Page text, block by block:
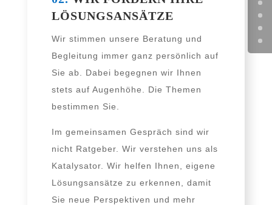
LÖSUNGSANSÄTZE
Wir stim­men unse­re Beratung und
Begleitung immer ganz per­sön­lich auf
Sie ab. Dabei begeg­nen wir Ihnen
stets auf Augenhöhe. Die Themen
bestim­men Sie.
Im gemein­sa­men Gespräch sind wir
nicht Ratgeber. Wir ver­ste­hen uns als
Katalysator. Wir hel­fen Ihnen, eige­ne
Lösungsansätze zu erken­nen, damit
Sie neue Perspektiven und mehr